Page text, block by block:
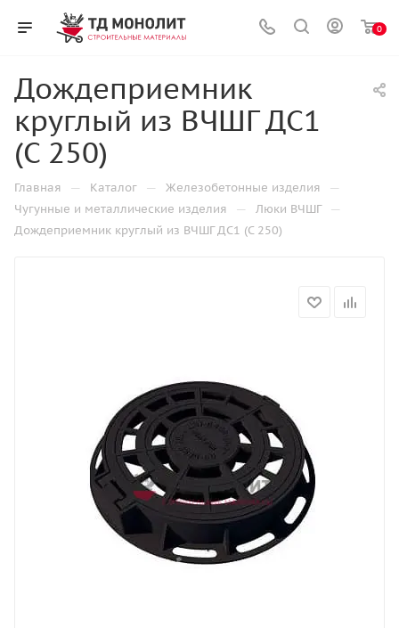
0
Дождеприемник
круглый из ВЧШГ ДС1
(С 250)
Главная — Каталог — Железобетонные изделия —
Чугунные и металлические изделия — Люки ВЧШГ —
Дождеприемник круглый из ВЧШГ ДС1 (С 250)